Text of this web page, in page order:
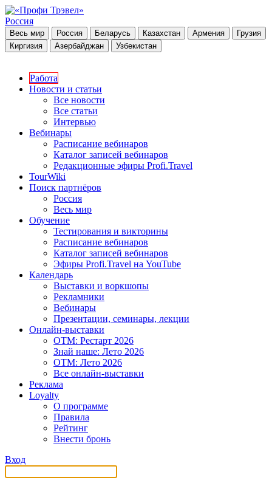
Россия
Весь мир Россия Беларусь Казахстан Армения
Грузия
Киргизия
Азербайджан Узбекистан
Работа
Новости и статьи
Все новости
Все статьи
Интервью
Вебинары
Расписание вебинаров
Каталог записей вебинаров
Редакционные эфиры Profi.Travel
TourWiki
Поиск партнёров
Россия
Весь мир
Обучение
Тестирования и викторины
Расписание вебинаров
Каталог записей вебинаров
Эфиры Profi.Travel на YouTube
Календарь
Выставки и воркшопы
Рекламники
Вебинары
Презентации, семинары, лекции
Онлайн-выставки
OTM: Рестарт 2026
Знай наше: Лето 2026
OTM: Лето 2026
Все онлайн-выставки
Реклама
Loyalty
О программе
Правила
Рейтинг
Внести бронь
Вход